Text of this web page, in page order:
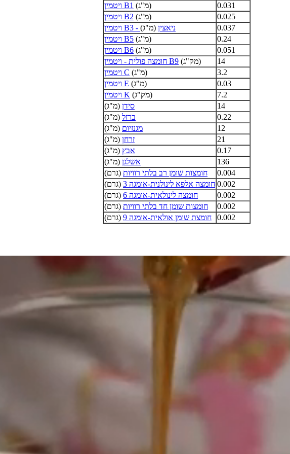
ויטמין B1
(מ"ג)
0.031
ויטמין B2
(מ"ג)
0.025
ויטמין B3 - ניאצין (מ"ג)
0.037
ויטמין B5
(מ"ג)
0.24
ויטמין B6
(מ"ג)
0.051
חומצה פולית - ויטמין B9
(מק"ג)
14
ויטמין C
(מ"ג)
3.2
ויטמין E
(מ"ג)
0.03
ויטמין K
(מק"ג)
7.2
סידן (מ"ג)
14
ברזל (מ"ג)
0.22
מגנזיום (מ"ג)
12
זרחן (מ"ג)
21
אבץ (מ"ג)
0.17
אשלגן (מ"ג)
136
חומצות שומן רב בלתי רוויות (גרם)
0.004
חומצה אלפא לינולנית-אומגה 3
(גרם)
0.002
חומצה לינולאית-אומגה 6
(גרם)
0.002
חומצות שומן חד בלתי רוויות (גרם)
0.002
חומצת שומן אולאית-אומגה 9
(גרם) 0.002